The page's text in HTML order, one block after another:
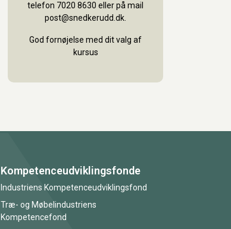
telefon 7020 8630 eller på mail
post@snedkerudd.dk.
God fornøjelse med dit valg af
kursus
Kompetenceudviklingsfonde
Industriens Kompetenceudviklingsfond
Træ- og Møbelindustriens
Kompetencefond